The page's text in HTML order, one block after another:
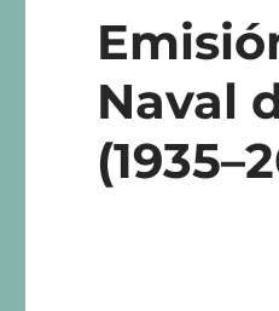
Naval